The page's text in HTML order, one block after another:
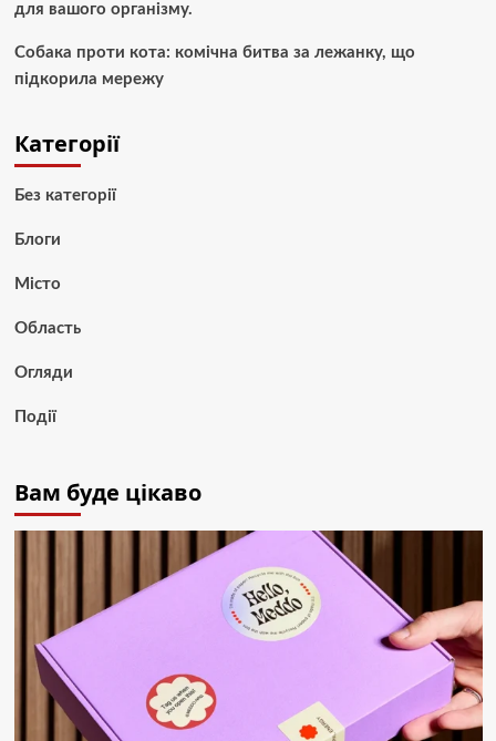
для вашого організму.
Собака проти кота: комічна битва за лежанку, що
підкорила мережу
Категорії
Без категорії
Блоги
Місто
Область
Огляди
Події
Вам буде цікаво